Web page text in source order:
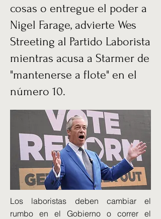
cosas o entregue el poder a
Nigel Farage, advierte Wes
Streeting al Partido Laborista
mientras acusa a Starmer de
"mantenerse a flote" en el
número 10.
Los laboristas deben cambiar el
rumbo en el Gobierno o correr el